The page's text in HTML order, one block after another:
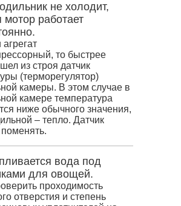
не холодит,
мотор работает
то быстрее
из строя датчик
(терморегулятор)
камеры. В этом случае в
камере температура
ниже обычного значения,
– тепло. Датчик
вода под
для овощей.
проходимость
отверстия и степень